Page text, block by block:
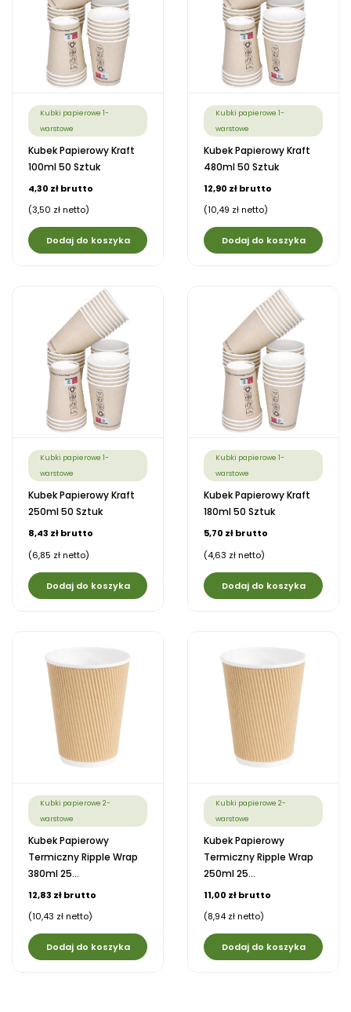
Kubki papierowe 1-
warstowe
Kubek Papierowy Kraft
100ml 50 Sztuk
4,30 zł brutto
(3,50 zł netto)
Dodaj do koszyka
Kubki papierowe 1-
warstowe
Kubek Papierowy Kraft
480ml 50 Sztuk
12,90 zł brutto
(10,49 zł netto)
Dodaj do koszyka
Kubki papierowe 1-
warstowe
Kubek Papierowy Kraft
250ml 50 Sztuk
8,43 zł brutto
(6,85 zł netto)
Dodaj do koszyka
Kubki papierowe 1-
warstowe
Kubek Papierowy Kraft
180ml 50 Sztuk
5,70 zł brutto
(4,63 zł netto)
Dodaj do koszyka
Kubki papierowe 2-
warstowe
Kubek Papierowy
Termiczny Ripple Wrap
380ml 25...
12,83 zł brutto
(10,43 zł netto)
Dodaj do koszyka
Kubki papierowe 2-
warstowe
Kubek Papierowy
Termiczny Ripple Wrap
250ml 25...
11,00 zł brutto
(8,94 zł netto)
Dodaj do koszyka